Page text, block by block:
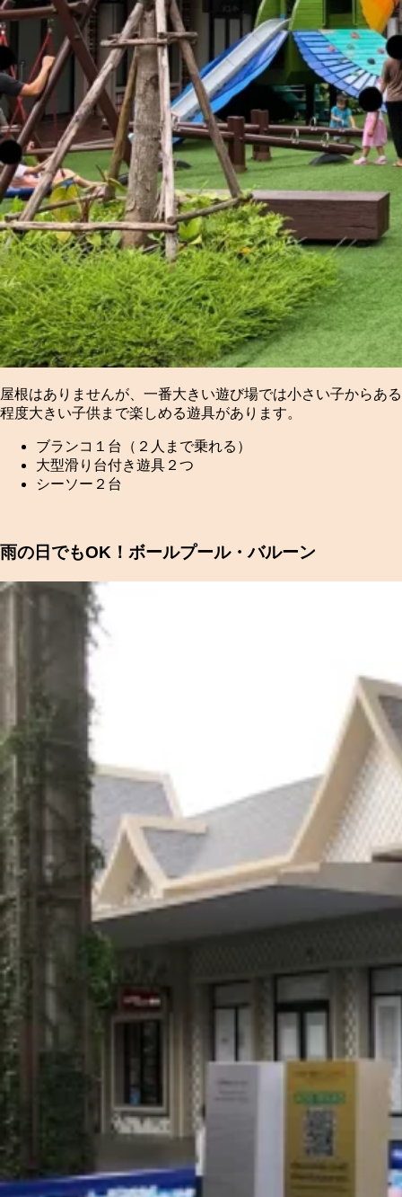
屋根はありませんが、一番大きい遊び場では小さい子からある
程度大きい子供まで楽しめる遊具があります。
ブランコ１台（２人まで乗れる）
大型滑り台付き遊具２つ
シーソー２台
雨の日でもOK！ボールプール・バルーン